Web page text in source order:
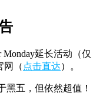
Monday延长活动（仅
网（ 点击直达）。
黑五，但依然超值！